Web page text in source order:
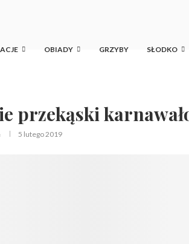
OBIADY GRZYBY SŁODKO
przekąski
5 lutego 2019